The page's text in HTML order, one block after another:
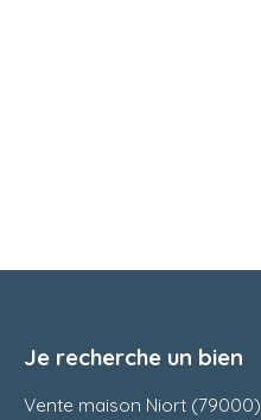
Je recherche un bien
Vente maison Niort (79000)